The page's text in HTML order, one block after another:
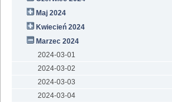
Maj 2024
Kwiecień 2024
Marzec 2024
2024-03-01
2024-03-02
2024-03-03
2024-03-04